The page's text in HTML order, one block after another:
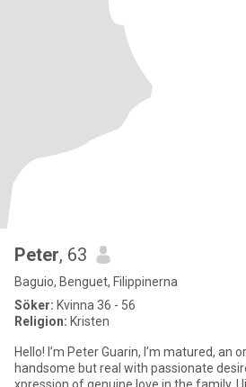
Peter, 63
Baguio, Benguet, Filippinerna
Söker: Kvinna 36 - 56
Religion: Kristen
Hello! I’m Peter Guarin, I’m matured, an
handsome but real with passionate